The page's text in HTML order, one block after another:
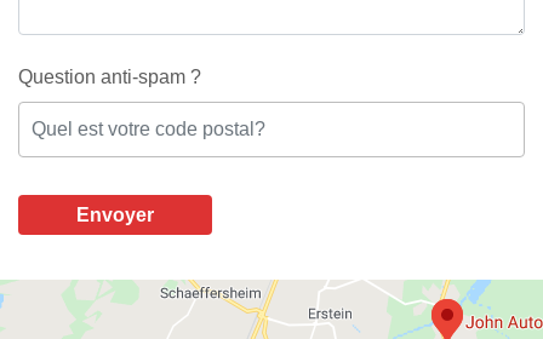
Question anti-spam ?